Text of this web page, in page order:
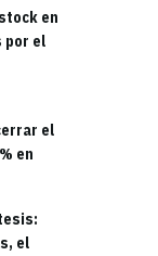
en
por el
el
en
el